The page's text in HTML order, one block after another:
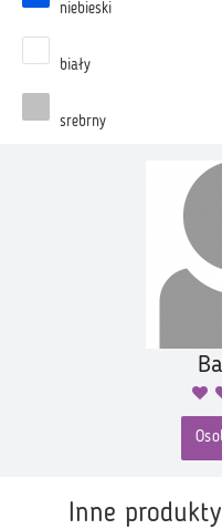
niebieski
biały
srebrny
Inne